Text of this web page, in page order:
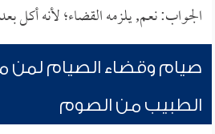
الجواب: نعم, يلزمه القضاء؛ لأنه أكل
صيام وقضاء الصيام لمن
الطبيب من الصوم